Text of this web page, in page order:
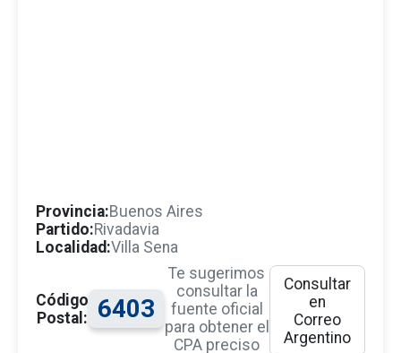
Provincia:Buenos Aires
Partido:Rivadavia
Localidad:Villa Sena
Código
Postal:
6403
Te sugerimos
consultar la
fuente oficial
para obtener el
CPA preciso
Consultar
en
Correo
Argentino